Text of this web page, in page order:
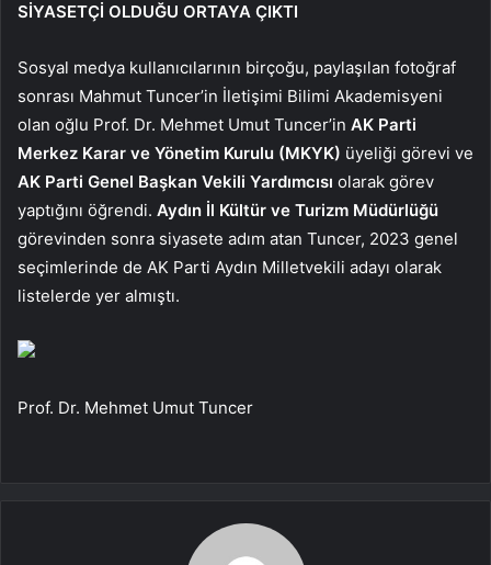
SİYASETÇİ OLDUĞU ORTAYA ÇIKTI
Sosyal medya kullanıcılarının birçoğu, paylaşılan fotoğraf
sonrası Mahmut Tuncer’in İletişimi Bilimi Akademisyeni
olan oğlu Prof. Dr. Mehmet Umut Tuncer’in AK Parti
Merkez Karar ve Yönetim Kurulu (MKYK) üyeliği görevi ve
AK Parti Genel Başkan Vekili Yardımcısı olarak görev
yaptığını öğrendi. Aydın İl Kültür ve Turizm Müdürlüğü
görevinden sonra siyasete adım atan Tuncer, 2023 genel
seçimlerinde de AK Parti Aydın Milletvekili adayı olarak
listelerde yer almıştı.
Prof. Dr. Mehmet Umut Tuncer